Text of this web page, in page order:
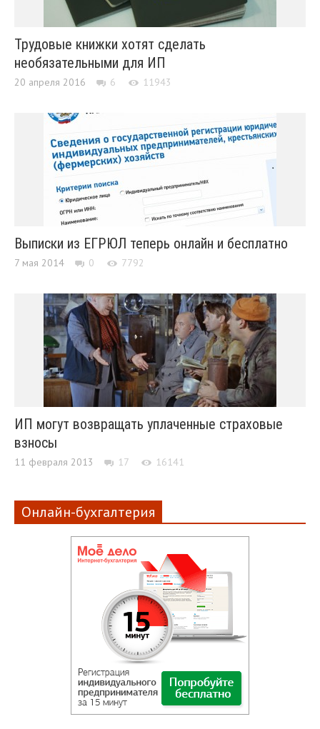
Трудовые книжки хотят сделать
необязательными для ИП
20 апреля 2016 6 11943
Выписки из ЕГРЮЛ теперь онлайн и бесплатно
7 мая 2014 0 7792
ИП могут возвращать уплаченные страховые
взносы
11 февраля 2013 17 16141
Онлайн-бухгалтерия